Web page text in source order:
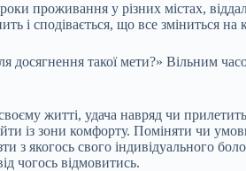
проживання у різних містах,
і сподівається, що все зміниться на
досягнення такої мети?» Вільним
житті, удача навряд чи
із зони комфорту. Поміняти чи
якогось свого індивідуального
чогось відмовитись.